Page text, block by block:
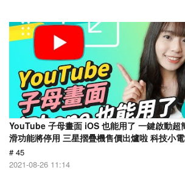
YouTube 子母畫面 iOS 也能用了 一鍵啟動超
滑功能將停用 三星摺疊機售價出爐啦 科技小
# 45
2021-08-26 11:14